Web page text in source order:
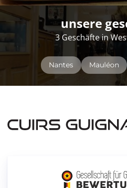
unsere
3 Geschäfte in
Nantes Mauléon